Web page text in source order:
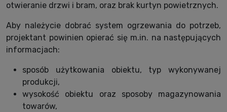
otwieranie drzwi i bram, oraz brak kurtyn powietrznych.
Aby należycie dobrać system ogrzewania do potrzeb,
projektant powinien opierać się m.in. na następujących
informacjach:
sposób użytkowania obiektu, typ wykonywanej
produkcji,
wysokość obiektu oraz sposoby magazynowania
towarów,